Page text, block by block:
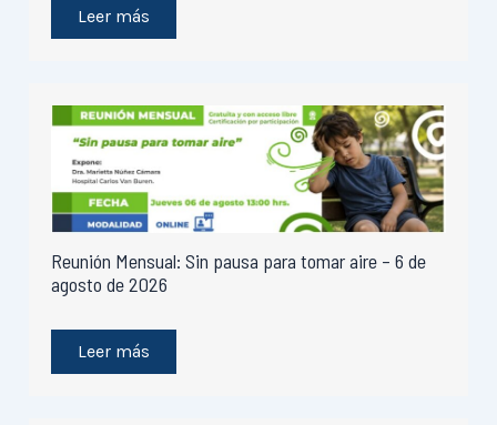
Leer más
Reunión Mensual: Sin pausa para tomar aire – 6 de
agosto de 2026
Leer más